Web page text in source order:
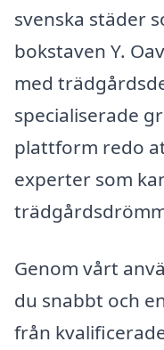
svenska städer
bokstaven Y.
med
specialiserade
plattform redo
experter som
Genom vårt
du snabbt och
från